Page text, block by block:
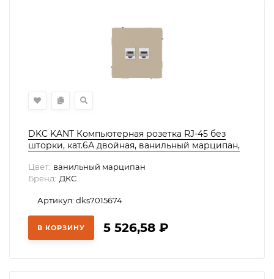
DKC KANT Компьютерная розетка RJ-45 без
шторки, кат.6А двойная, ванильный марципан,
Цвет: ванильный марципан
Бренд: ДКС
Артикул: dks7015674
В КОРЗИНУ 5 526,58 ₽